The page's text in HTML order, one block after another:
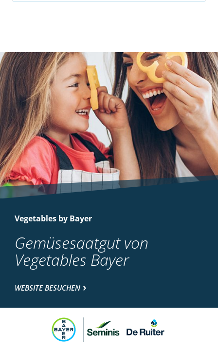
Vegetables by Bayer
Gemüsesaatgut von
Vegetables Bayer
WEBSITE BESUCHEN